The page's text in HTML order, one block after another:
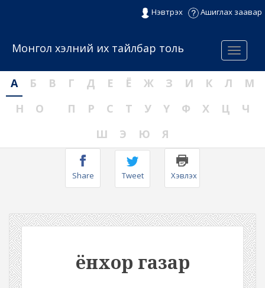
Нэвтрэх Ашиглах заавар
Menu
Монгол хэлний их тайлбар толь
А Б В Г Д Е Ё Ж З И К Л
М
Н
О П Р С Т У Ү Ф Х Ц
Ч
Ш
Э Ю Я
Share Tweet Хэвлэх
ёнхор газар